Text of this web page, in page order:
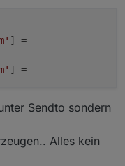
Sendto sondern
Alles kein